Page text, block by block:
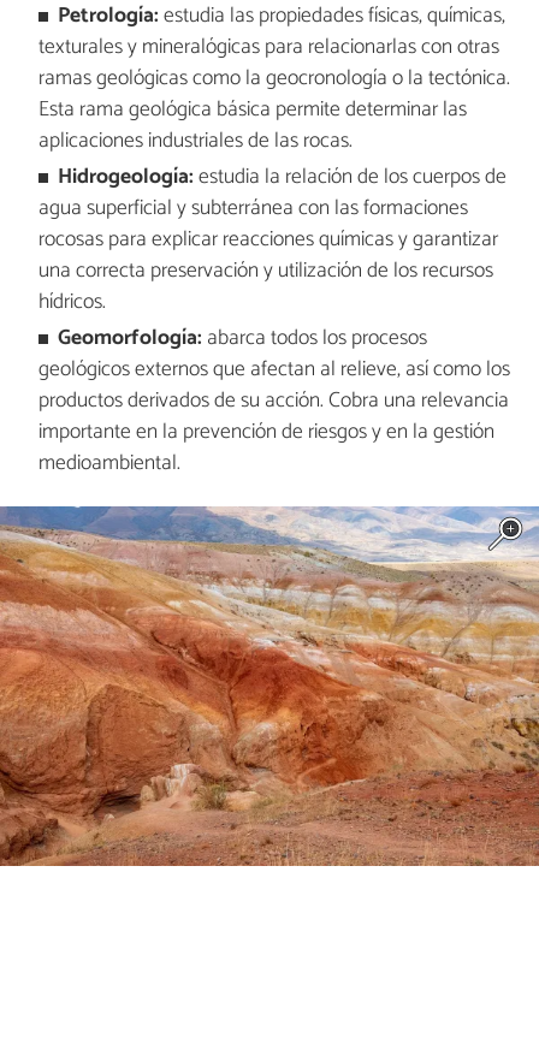
Petrología:estudia las propiedades físicas, químicas,
texturales y mineralógicas para relacionarlas con otras
ramas geológicas como la geocronología o la tectónica.
Esta rama geológica básica permite determinar las
aplicaciones industriales de las rocas.
Hidrogeología:estudia la relación de los cuerpos de
agua superficial y subterránea con las formaciones
rocosas para explicar reacciones químicas y garantizar
una correcta preservación y utilización de los recursos
hídricos.
Geomorfología: abarca todos los procesos
geológicos externos que afectan al relieve, así como los
productos derivados de su acción. Cobra una relevancia
importante en la prevención de riesgos y en la gestión
medioambiental.